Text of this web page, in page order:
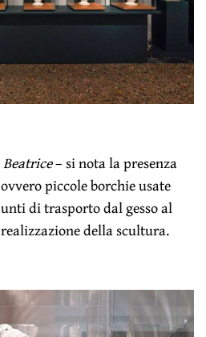
Beatrice– si nota la presenza
piccole borchie usate
di trasporto dal gesso al
della scultura.